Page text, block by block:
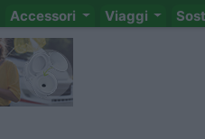
Accessori Viaggi